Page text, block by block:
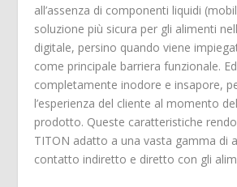
all’assenza di componenti liquidi
soluzione più sicura per gli alimenti
digitale, persino quando viene
come principale barriera funzionale.
completamente inodore e insapore,
l’esperienza del cliente al momento
prodotto. Queste caratteristiche
TITON adatto a una vasta gamma di
contatto indiretto e diretto con gli